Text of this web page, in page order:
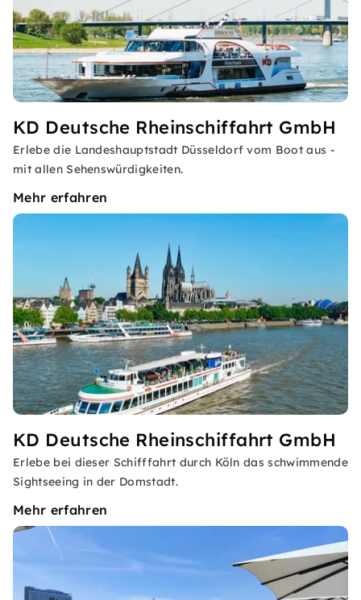
KD Deutsche Rheinschiffahrt GmbH
Erlebe die Landeshauptstadt Düsseldorf vom Boot aus -
mit allen Sehenswürdigkeiten.
Mehr erfahren
KD Deutsche Rheinschiffahrt GmbH
Erlebe bei dieser Schifffahrt durch Köln das schwimmende
Sightseeing in der Domstadt.
Mehr erfahren